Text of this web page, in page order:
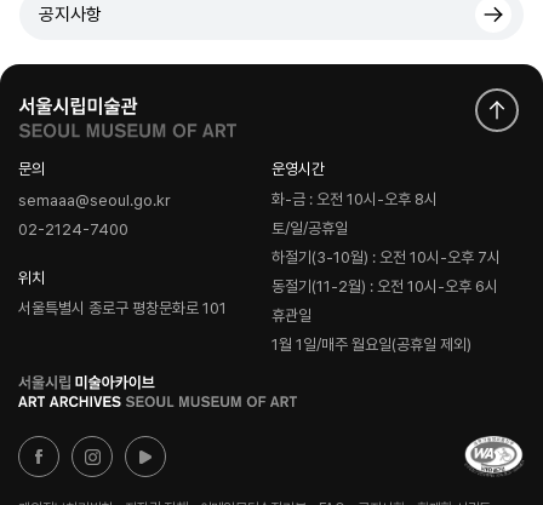
공지사항
문의
semaaa@seoul.go.kr
02-2124-7400
위치
서울특별시 종로구 평창문화로 101
운영시간
화-금 : 오전 10시-오후 8시
토/일/공휴일
하절기(3-10월) : 오전 10시-오후 7시
동절기(11-2월) : 오전 10시-오후 6시
휴관일
1월 1일/매주 월요일(공휴일 제외)
로
고